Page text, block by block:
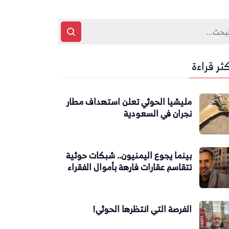
قراءة
مليشيا الحوثي تعلن استهداف مطار
نجران في السعودية
بينما يجوع اليمنيون.. شبكات حوثية
تتقاسم عقارات فارهة بأموال الفقراء
الفرصة التي انتظرها الحوثي!